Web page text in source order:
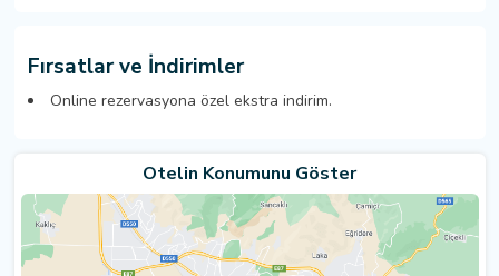
Fırsatlar ve İndirimler
Online rezervasyona özel ekstra indirim.
Otelin Konumunu Göster